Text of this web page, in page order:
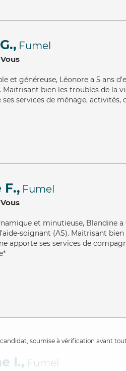
Fumel
et généreuse, Léonore a 5 ans
bien les troubles de la
services de ménage,
F., Fumel
et minutieuse, Blandine a
soignant (AS). Maitrisant
apporte ses services de
soumise à vérification avant
I., Fumel